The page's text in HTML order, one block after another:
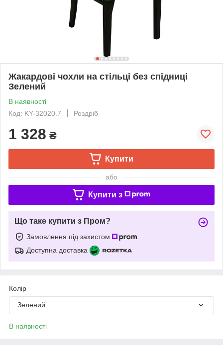
Жакардові чохли на стільці без спідниці
Зелений
В наявності
Код: KY-32020.7
Роздріб
1 328 ₴
Купити
або
Купити з
Що таке купити з Пром?
Замовлення під захистом
Доступна доставка
Колір
Зелений
В наявності